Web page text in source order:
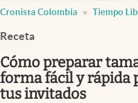
Colombia
Cronista Colombia Tiempo
Receta
Cómo preparar
forma fácil y rápida
tus invitados